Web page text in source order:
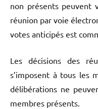
non présents peuvent
réunion par voie
votes anticipés est
Les décisions des
s’imposent à tous les
délibérations ne
membres présents.